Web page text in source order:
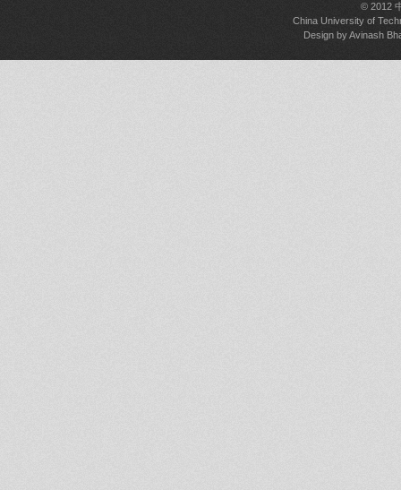
© 2012
China University of
Design byAvinash